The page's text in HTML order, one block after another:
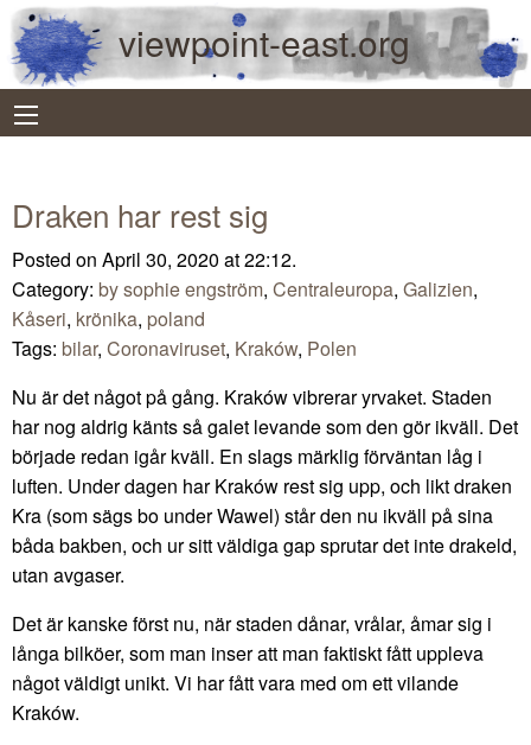
viewpoint-east.org
Draken har rest sig
Posted on April 30, 2020 at 22:12.
Category: by sophie engström, Centraleuropa, Galizien,
Kåseri, krönika, poland
Tags: bilar, Coronaviruset, Kraków, Polen
Nu är det något på gång. Kraków vibrerar yrvaket. Staden
har nog aldrig känts så galet levande som den gör ikväll. Det
började redan igår kväll. En slags märklig förväntan låg i
luften. Under dagen har Kraków rest sig upp, och likt draken
Kra (som sägs bo under Wawel) står den nu ikväll på sina
båda bakben, och ur sitt väldiga gap sprutar det inte drakeld,
utan avgaser.
Det är kanske först nu, när staden dånar, vrålar, åmar sig i
långa bilköer, som man inser att man faktiskt fått uppleva
något väldigt unikt. Vi har fått vara med om ett vilande
Kraków.